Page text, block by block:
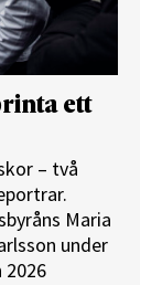
ett
– två
Maria
under
2026